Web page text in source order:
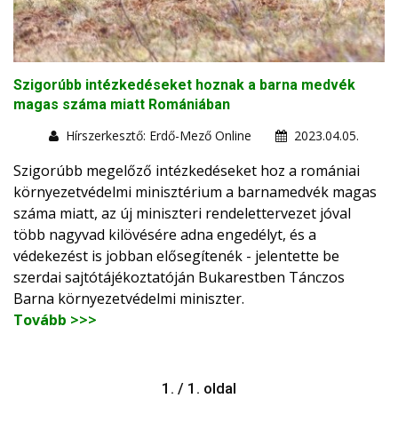
Szigorúbb intézkedéseket hoznak a barna medvék
magas száma miatt Romániában
Hírszerkesztő: Erdő-Mező Online
2023.04.05.
Szigorúbb megelőző intézkedéseket hoz a romániai
környezetvédelmi minisztérium a barnamedvék magas
száma miatt, az új miniszteri rendelettervezet jóval
több nagyvad kilövésére adna engedélyt, és a
védekezést is jobban elősegítenék - jelentette be
szerdai sajtótájékoztatóján Bukarestben Tánczos
Barna környezetvédelmi miniszter.
Tovább >>>
1. / 1. oldal